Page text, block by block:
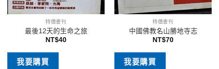
特價書刊
最後12天的生命之旅
NT$40
我要購買
特價書刊
中國佛教名山勝地寺志
NT$70
我要購買